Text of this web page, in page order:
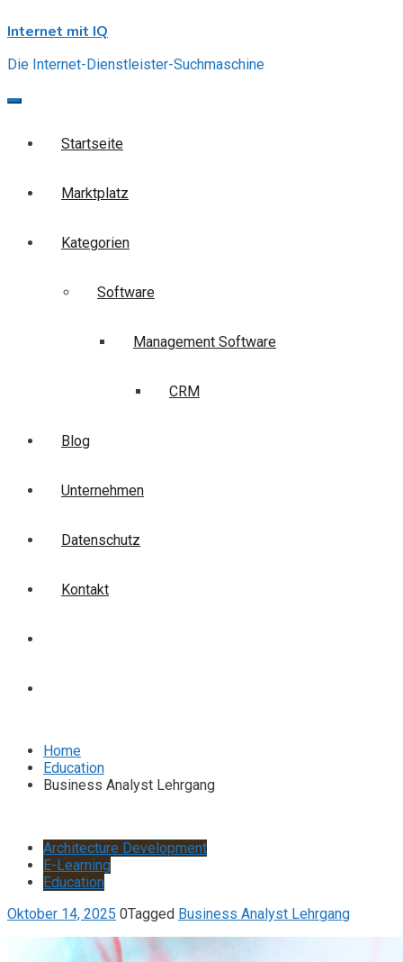
to
Internet mit IQ
Die Internet-Dienstleister-Suchmaschine
Startseite
Marktplatz
Kategorien
Software
Management Software
CRM
Blog
Unternehmen
Datenschutz
Kontakt
Home
Education
Business Analyst Lehrgang
Architecture Development
E-Learning
Education
Oktober 14, 2025 0Tagged Business Analyst Lehrgang